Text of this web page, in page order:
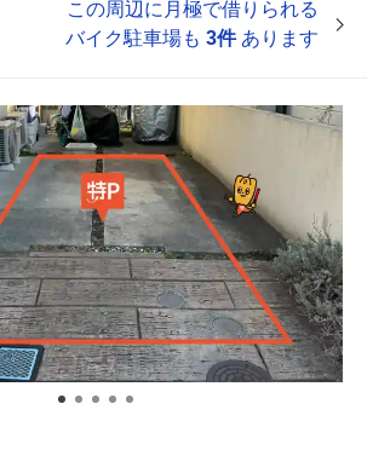
この周辺に月極で借りられる
バイク駐車場も 3件あります